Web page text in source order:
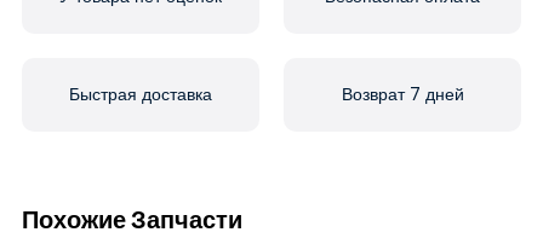
Быстрая доставка Возврат 7 дней
Похожие Запчасти